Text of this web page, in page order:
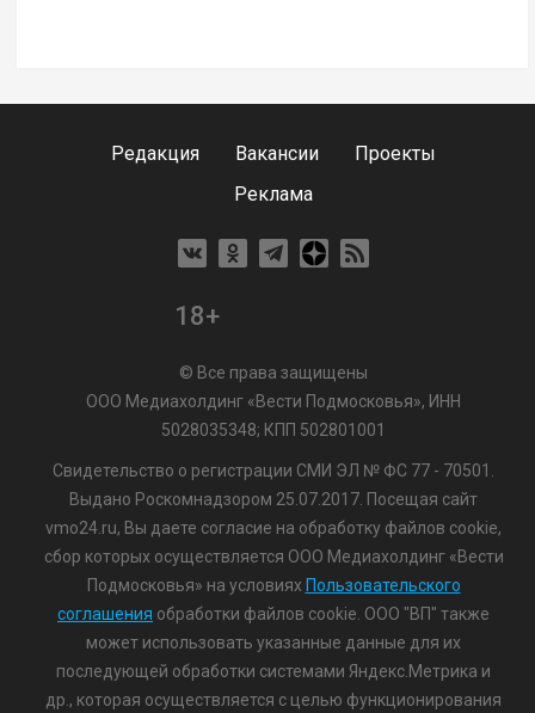
Редакция Вакансии
Проекты
Реклама
18+
© Все права защищены
ООО Медиахолдинг «Вести Подмосковья», ИНН
5028035348; КПП 502801001
Свидетельство о регистрации СМИ ЭЛ № ФС 77 - 70501.
Выдано Роскомнадзором 25.07.2017. Посещая сайт
vmo24.ru, Вы даете согласие на обработку файлов cookie,
сбор которых осуществляется ООО Медиахолдинг «Вести
Подмосковья» на условиях Пользовательского
соглашения обработки файлов cookie. ООО "ВП" также
может использовать указанные данные для их
последующей обработки системами Яндекс.Метрика и
др., которая осуществляется с целью функционирования